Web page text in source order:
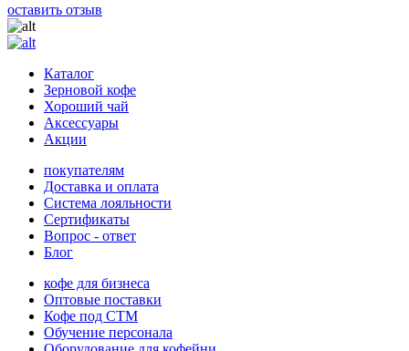
оставить отзыв
Каталог
Зерновой кофе
Хороший чай
Аксессуары
Акции
покупателям
Доставка и оплата
Система лояльности
Сертификаты
Вопрос - ответ
Блог
кофе для бизнеса
Оптовые поставки
Кофе под СТМ
Обучение персонала